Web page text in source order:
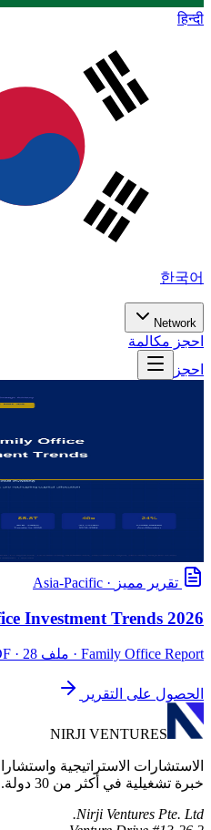
हिन्दी
한국어
Network
احجز مكالمة
احجز
تقرير مميز ·
Asia-Pacific
Investment Trends 2026
Family Office Report · ملف PDF · 28 صفحة · مجاني
الحصول على التقرير
NIRJI VENTURES
الاستشارات الاستراتيجية
خبرة تشغيلية في أكثر من 30 دولة.
Nirji Ventures Pte. Ltd.